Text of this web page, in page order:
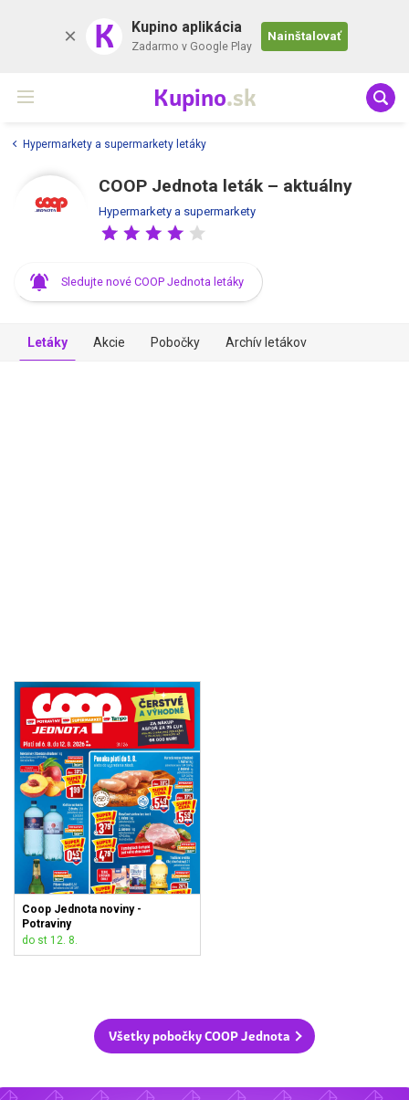
K Kupino aplikácia
Zadarmo v Google Play
Nainštalovať
Kupino.sk
Hypermarkety a supermarkety letáky
COOP Jednota leták –⁠ aktuálny
Hypermarkety a supermarkety
Sledujte nové COOP Jednota letáky
Letáky Akcie Pobočky Archív letákov
Coop Jednota noviny -
Potraviny
do st 12. 8.
Všetky pobočky COOP Jednota